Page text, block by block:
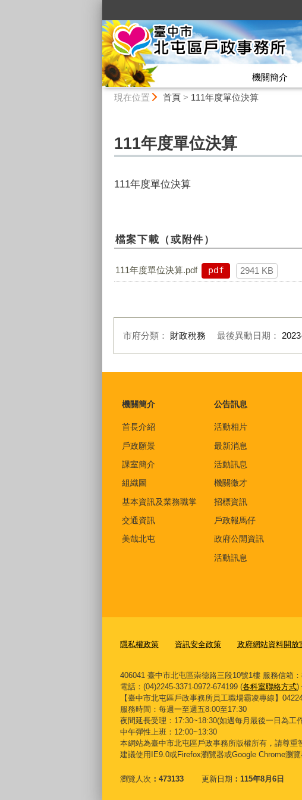
機關簡介
現在位置 首頁> 111年度單位決算
111年度單位決算
111年度單位決算
檔案下載（或附件）
111年度單位決算.pdf pdf 2941 KB
市府分類： 財政稅務 最後異動日期：
機關簡介
首長介紹
戶政願景
課室簡介
組織圖
基本資訊及業務職掌
交通資訊
美哉北屯
公告訊息
活動相片
最新消息
活動訊息
機關徵才
招標資訊
戶政報馬仔
政府公開資訊
活動訊息
隱私權政策 資訊安全政策 政府網站資料開放
406041 臺中市北屯區崇德路三段10號1樓 服務信箱
電話：(04)2245-3371‧0972-674199 (各科室聯絡方式)
【臺中市北屯區戶政事務所員工職場霸凌專線】
服務時間：每週一至週五8:00至17:30
夜間延長受理： 17:30~18:30(如遇每月最後一日為工
中午彈性上班：12:00~13:30
本網站為臺中市北屯區戶政事務所版權所有，請尊
建議使用IE9.0或Firefox瀏覽器或Google Chrome瀏
瀏覽人次 473133 更新日期 115年8月6日